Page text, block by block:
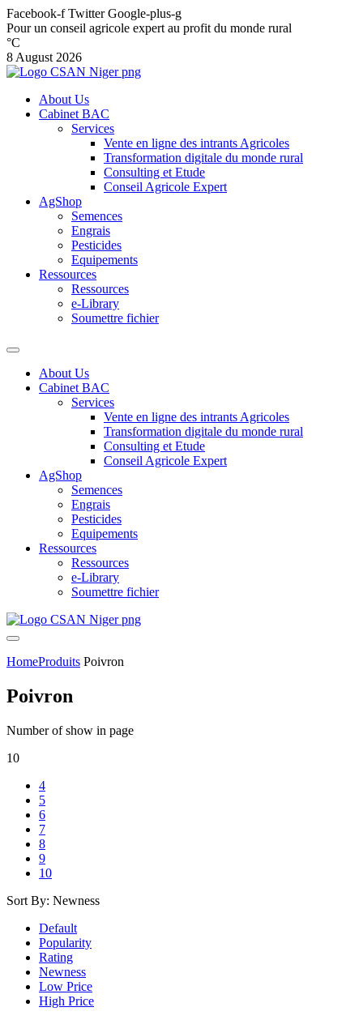
Facebook-f Twitter Google-plus-g
Pour un conseil agricole expert au profit du monde rural
°C
8 August 2026
About Us
Cabinet BAC
Services
Vente en ligne des intrants Agricoles
Transformation digitale du monde rural
Consulting et Etude
Conseil Agricole Expert
AgShop
Semences
Engrais
Pesticides
Equipements
Ressources
Ressources
e-Library
Soumettre fichier
About Us
Cabinet BAC
Services
Vente en ligne des intrants Agricoles
Transformation digitale du monde rural
Consulting et Etude
Conseil Agricole Expert
AgShop
Semences
Engrais
Pesticides
Equipements
Ressources
Ressources
e-Library
Soumettre fichier
HomeProduits Poivron
Poivron
Number of show in page
10
4
5
6
7
8
9
10
Sort By: Newness
Default
Popularity
Rating
Newness
Low Price
High Price